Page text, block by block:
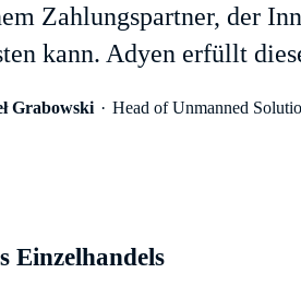
Zahlungspartner, der
kann. Adyen erfüllt
Grabowski Head of Unmanned
Einzelhandels